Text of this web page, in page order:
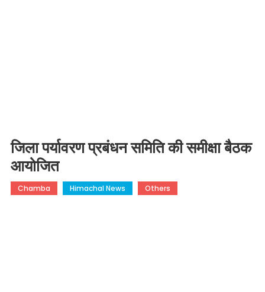
जिला पर्यावरण प्रबंधन समिति की समीक्षा बैठक
आयोजित
Chamba Himachal News Others